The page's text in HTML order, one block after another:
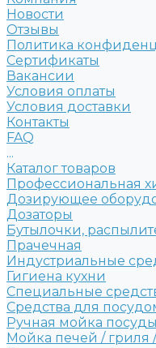
Новости
Отзывы
Политика
Сертификаты
Вакансии
Условия оплаты
Условия доставки
Контакты
FAQ
...
Каталог товаров
Профессиональная
Дозирующее
Дозаторы
Бутылочки,
Прачечная
Индустриальные
Гигиена кухни
Специальные
Средства для
Ручная мойка
Мойка печей / гриля